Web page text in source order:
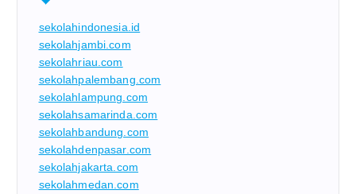
sekolahindonesia.id
sekolahjambi.com
sekolahriau.com
sekolahpalembang.com
sekolahlampung.com
sekolahsamarinda.com
sekolahbandung.com
sekolahdenpasar.com
sekolahjakarta.com
sekolahmedan.com